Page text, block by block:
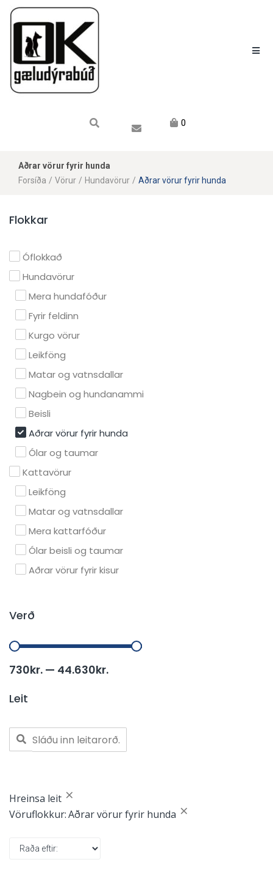
0
Aðrar vörur fyrir hunda
Forsíða / Vörur / Hundavörur / Aðrar vörur fyrir hunda
Flokkar
Óflokkað
Hundavörur
Mera hundafóður
Fyrir feldinn
Kurgo vörur
Leikföng
Matar og vatnsdallar
Nagbein og hundanammi
Beisli
Aðrar vörur fyrir hunda
Ólar og taumar
Kattavörur
Leikföng
Matar og vatnsdallar
Mera kattarfóður
Ólar beisli og taumar
Aðrar vörur fyrir kisur
Verð
730kr. — 44.630kr.
Leit
Hreinsa leit ×
Vöruflokkur:Aðrar vörur fyrir hunda ×